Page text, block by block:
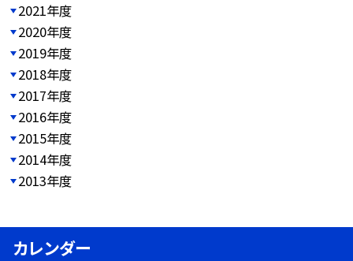
2021年度
2020年度
2019年度
2018年度
2017年度
2016年度
2015年度
2014年度
2013年度
カレンダー